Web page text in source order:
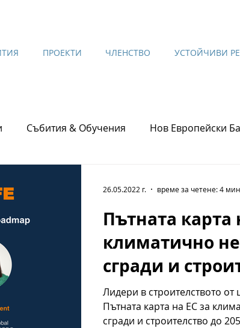
ПРОЕКТИ ЧЛЕНСТВО УСТОЙЧИВИ
Събития & Обучения Нов Европейски
Пътната карта
климатично
сгради и
2050 г.
Лидери в строителството от
Пътната карта на ЕС за
сгради и строителство до
26.05.2022 г. време за четене: 4